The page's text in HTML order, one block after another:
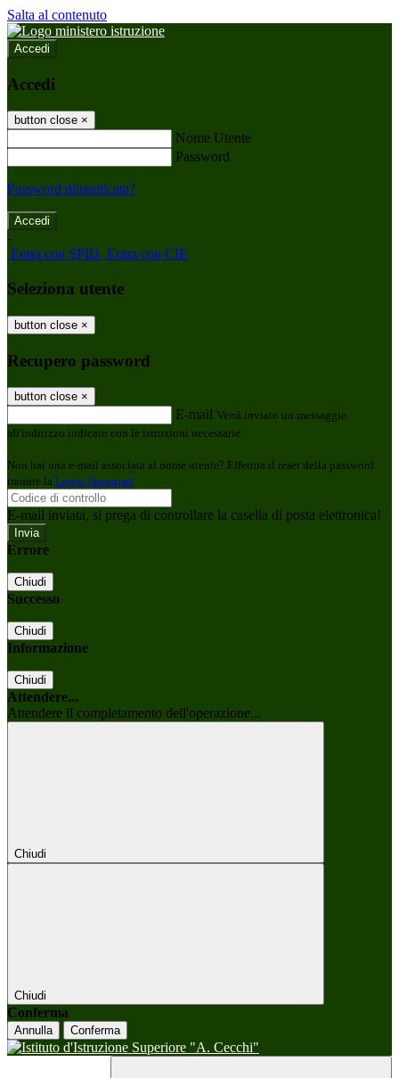
Salta al contenuto
Accedi
Accedi
button close ×
Nome Utente
Password
Password dimenticata?
-
Entra con SPID Entra con CIE
Seleziona utente
button close ×
Recupero password
button close ×
E-mail Verrà inviato un messaggio
all'indirizzo indicato con le istruzioni necessarie.
Non hai una e-mail associata al nome utente? Effettua il reset della password
tramite la Login Spaggiari
E-mail inviata, si prega di controllare la casella di posta elettronica!
Errore
Chiudi
Successo
Chiudi
Informazione
Chiudi
Attendere...
Attendere il completamento dell'operazione...
Chiudi
Chiudi
Conferma
Annulla Conferma